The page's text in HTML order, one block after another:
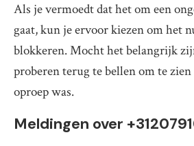
Als je vermoedt dat het om een
gaat, kun je ervoor kiezen om het
blokkeren. Mocht het belangrijk
proberen terug te bellen om te
oproep was.
Meldingen over